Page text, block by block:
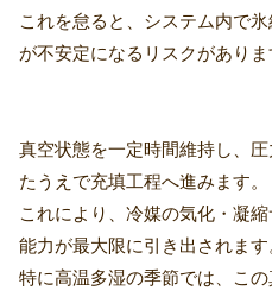
これを怠ると、システム内で
が不安定になるリスクがありま
真空状態を一定時間維持し、
たうえで充填工程へ進みます。
これにより、冷媒の気化・凝
能力が最大限に引き出されます
特に高温多湿の季節では、こ